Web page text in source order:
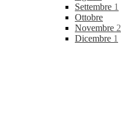
Settembre 1
Ottobre
Novembre 2
Dicembre 1